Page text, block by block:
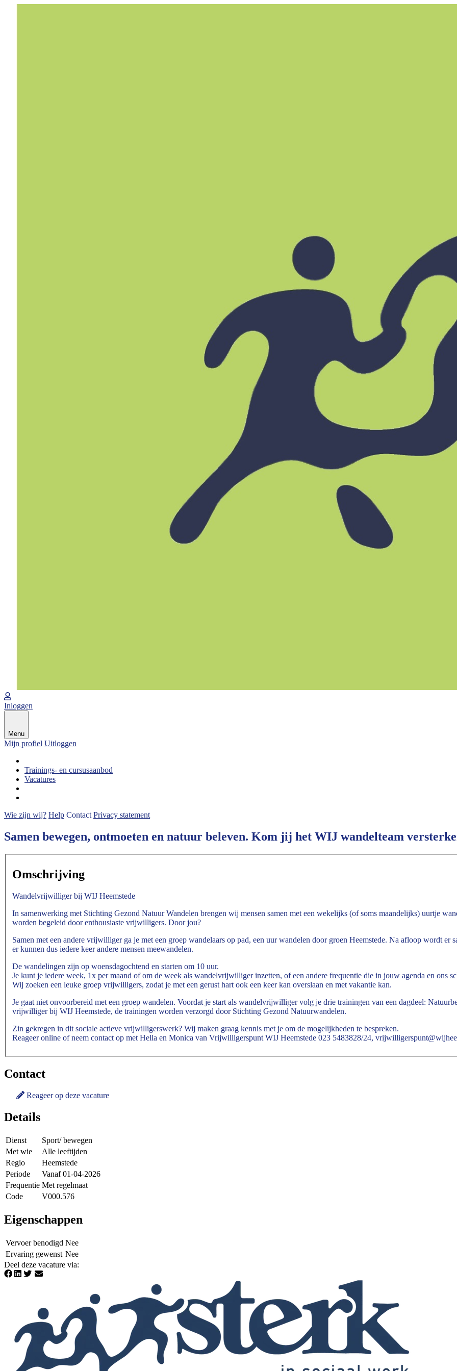
Inloggen
Menu
Mijn profiel Uitloggen
Trainings- en cursusaanbod
Vacatures
Wie zijn wij? Help Contact Privacy statement
Samen bewegen, ontmoeten en natuur beleven. Kom jij het WIJ wandelteam
Omschrijving
Wandelvrijwilliger bij WIJ Heemstede
In samenwerking met Stichting Gezond Natuur Wandelen brengen wij mensen samen met een wekelijks (of soms maandelijks) uurtje
worden begeleid door enthousiaste vrijwilligers. Door jou?
Samen met een andere vrijwilliger ga je met een groep wandelaars op pad, een uur wandelen door groen Heemstede. Na afloop wordt er
er kunnen dus iedere keer andere mensen meewandelen.
De wandelingen zijn op woensdagochtend en starten om 10 uur.
Je kunt je iedere week, 1x per maand of om de week als wandelvrijwilliger inzetten, of een andere frequentie die in jouw agenda en ons
Wij zoeken een leuke groep vrijwilligers, zodat je met een gerust hart ook een keer kan overslaan en met vakantie kan.
Je gaat niet onvoorbereid met een groep wandelen. Voordat je start als wandelvrijwilliger volg je drie trainingen van een dagdeel:
vrijwilliger bij WIJ Heemstede, de trainingen worden verzorgd door Stichting Gezond Natuurwandelen.
Zin gekregen in dit sociale actieve vrijwilligerswerk? Wij maken graag kennis met je om de mogelijkheden te bespreken.
Reageer online of neem contact op met Hella en Monica van Vrijwilligerspunt WIJ Heemstede 023 5483828/24,
Contact
Reageer op deze vacature
Details
Dienst
Sport/ bewegen
Met wie
Alle leeftijden
Regio
Heemstede
Periode
Vanaf 01-04-2026
Frequentie Met regelmaat
Code
V000.576
Eigenschappen
Vervoer benodigd Nee
Ervaring gewenst Nee
Deel deze vacature via: